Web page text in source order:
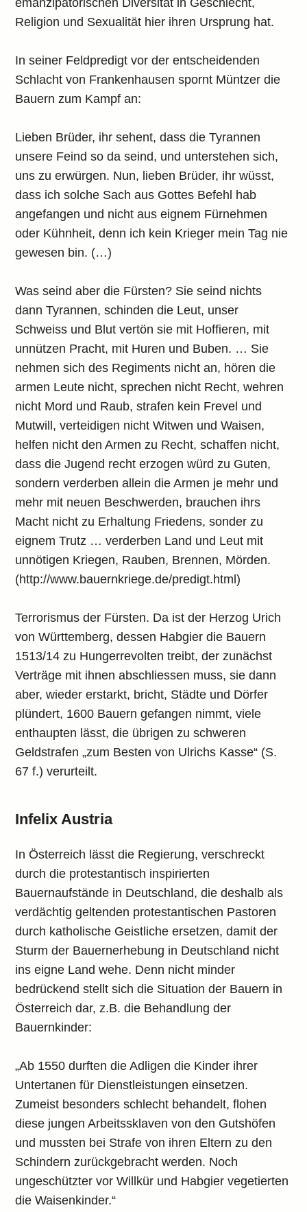
emanzipatorischen Diversität in Geschlecht,
Religion und Sexualität hier ihren Ursprung hat.
In seiner Feldpredigt vor der entscheidenden
Schlacht von Frankenhausen spornt Müntzer die
Bauern zum Kampf an:
Lieben Brüder, ihr sehent, dass die Tyrannen
unsere Feind so da seind, und unterstehen sich,
uns zu erwürgen. Nun, lieben Brüder, ihr wüsst,
dass ich solche Sach aus Gottes Befehl hab
angefangen und nicht aus eignem Fürnehmen
oder Kühnheit, denn ich kein Krieger mein Tag nie
gewesen bin. (…)
Was seind aber die Fürsten? Sie seind nichts
dann Tyrannen, schinden die Leut, unser
Schweiss und Blut vertön sie mit Hoffieren, mit
unnützen Pracht, mit Huren und Buben. … Sie
nehmen sich des Regiments nicht an, hören die
armen Leute nicht, sprechen nicht Recht, wehren
nicht Mord und Raub, strafen kein Frevel und
Mutwill, verteidigen nicht Witwen und Waisen,
helfen nicht den Armen zu Recht, schaffen nicht,
dass die Jugend recht erzogen würd zu Guten,
sondern verderben allein die Armen je mehr und
mehr mit neuen Beschwerden, brauchen ihrs
Macht nicht zu Erhaltung Friedens, sonder zu
eignem Trutz … verderben Land und Leut mit
unnötigen Kriegen, Rauben, Brennen, Mörden.
(http://www.bauernkriege.de/predigt.html)
Terrorismus der Fürsten. Da ist der Herzog Urich
von Württemberg, dessen Habgier die Bauern
1513/14 zu Hungerrevolten treibt, der zunächst
Verträge mit ihnen abschliessen muss, sie dann
aber, wieder erstarkt, bricht, Städte und Dörfer
plündert, 1600 Bauern gefangen nimmt, viele
enthaupten lässt, die übrigen zu schweren
Geldstrafen „zum Besten von Ulrichs Kasse“ (S.
67 f.) verurteilt.
Infelix Austria
In Österreich lässt die Regierung, verschreckt
durch die protestantisch inspirierten
Bauernaufstände in Deutschland, die deshalb als
verdächtig geltenden protestantischen Pastoren
durch katholische Geistliche ersetzen, damit der
Sturm der Bauernerhebung in Deutschland nicht
ins eigne Land wehe. Denn nicht minder
bedrückend stellt sich die Situation der Bauern in
Österreich dar, z.B. die Behandlung der
Bauernkinder:
„Ab 1550 durften die Adligen die Kinder ihrer
Untertanen für Dienstleistungen einsetzen.
Zumeist besonders schlecht behandelt, flohen
diese jungen Arbeitssklaven von den Gutshöfen
und mussten bei Strafe von ihren Eltern zu den
Schindern zurückgebracht werden. Noch
ungeschützter vor Willkür und Habgier vegetierten
die Waisenkinder.“